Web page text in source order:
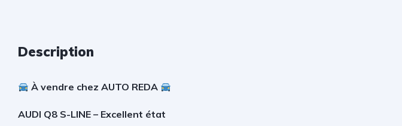
Description
À vendre chez AUTO REDA
AUDI Q8 S-LINE – Excellent état